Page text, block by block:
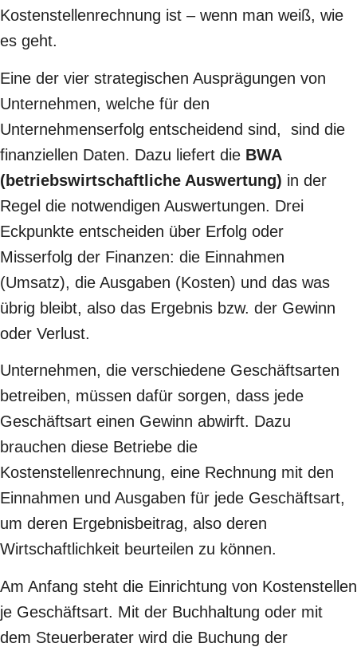
Kostenstellenrechnung ist – wenn man weiß, wie
es geht.
Eine der vier strategischen Ausprägungen von
Unternehmen, welche für den
Unternehmenserfolg entscheidend sind, sind die
finanziellen Daten. Dazu liefert die BWA
(betriebswirtschaftliche Auswertung) in der
Regel die notwendigen Auswertungen. Drei
Eckpunkte entscheiden über Erfolg oder
Misserfolg der Finanzen: die Einnahmen
(Umsatz), die Ausgaben (Kosten) und das was
übrig bleibt, also das Ergebnis bzw. der Gewinn
oder Verlust.
Unternehmen, die verschiedene Geschäftsarten
betreiben, müssen dafür sorgen, dass jede
Geschäftsart einen Gewinn abwirft. Dazu
brauchen diese Betriebe die
Kostenstellenrechnung, eine Rechnung mit den
Einnahmen und Ausgaben für jede Geschäftsart,
um deren Ergebnisbeitrag, also deren
Wirtschaftlichkeit beurteilen zu können.
Am Anfang steht die Einrichtung von Kostenstellen
je Geschäftsart. Mit der Buchhaltung oder mit
dem Steuerberater wird die Buchung der